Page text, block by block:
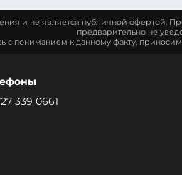
и не является публичной офертой.
предварительно не
с пониманием к данному факту,
339 0661